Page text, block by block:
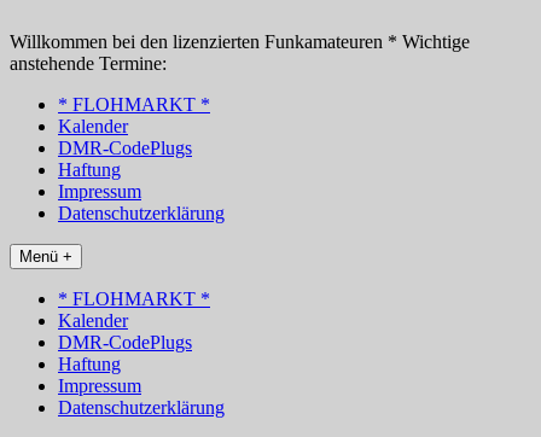
Inhalt
springen
Willkommen bei den lizenzierten Funkamateuren * Wichtige
anstehende Termine:
* FLOHMARKT *
Kalender
DMR-CodePlugs
Haftung
Impressum
Datenschutzerklärung
Menü +
* FLOHMARKT *
Kalender
DMR-CodePlugs
Haftung
Impressum
Datenschutzerklärung